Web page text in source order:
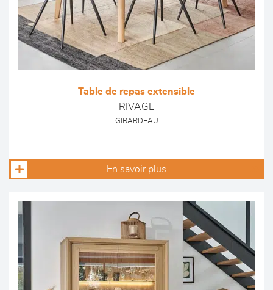
Table de repas extensible
RIVAGE
GIRARDEAU
En savoir plus